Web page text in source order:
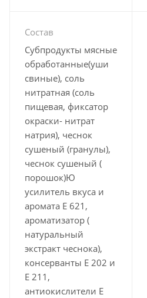
Состав
Субпродукты мясные
обработанные(уши
свиные), соль
нитратная (соль
пищевая, фиксатор
окраски- нитрат
натрия), чеснок
сушеный (гранулы),
чеснок сушеный (
порошок)Ю
усилитель вкуса и
аромата Е 621,
ароматизатор (
натуральный
экстракт чеснока),
консерванты Е 202 и
Е 211,
антиокислители Е